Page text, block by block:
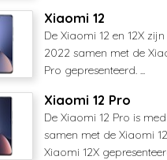
Xiaomi 12
De Xiaomi 12 en 12X
2022 samen met de
Pro gepresenteerd. ...
Xiaomi 12 Pro
De Xiaomi 12 Pro is
samen met de Xiaomi
Xiaomi 12X